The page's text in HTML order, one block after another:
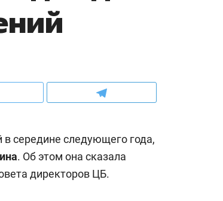
середине следующего года,
. Об этом она сказала
директоров ЦБ.
росте цен, дотошных
запросах мастеров